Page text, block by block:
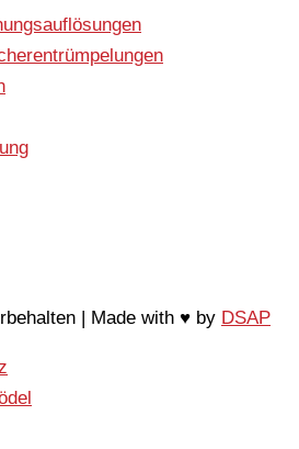
| Made with ♥ by DSAP